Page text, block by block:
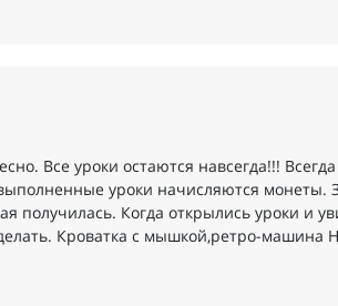
Все уроки остаются навсегда!!!
уроки начисляются монеты.
получилась. Когда открылись уроки и
Кроватка с мышкой‚ретро-машина